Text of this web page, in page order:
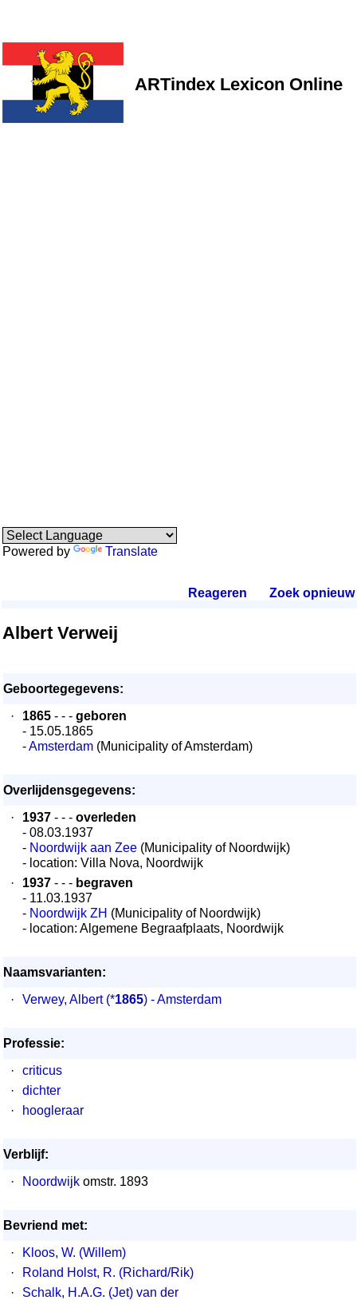
ARTindex Lexicon Online
Powered by Translate
Reageren Zoek opnieuw.
Albert Verweij
Geboortegegevens:
·
1865 - - - geboren
- 15.05.1865
-Amsterdam (Municipality of Amsterdam)
Overlijdensgegevens:
·
1937 - - - overleden
- 08.03.1937
- Noordwijk aan Zee (Municipality of Noordwijk)
- location: Villa Nova, Noordwijk
·
1937 - - - begraven
- 11.03.1937
- Noordwijk ZH (Municipality of Noordwijk)
- location: Algemene Begraafplaats, Noordwijk
Naamsvarianten:
·
Verwey, Albert (*1865) - Amsterdam
Professie:
·
criticus
·
dichter
·
hoogleraar
Verblijf:
·
Noordwijk omstr. 1893
Bevriend met:
·
Kloos, W. (Willem)
·
Roland Holst, R. (Richard/Rik)
·
Schalk, H.A.G. (Jet) van der